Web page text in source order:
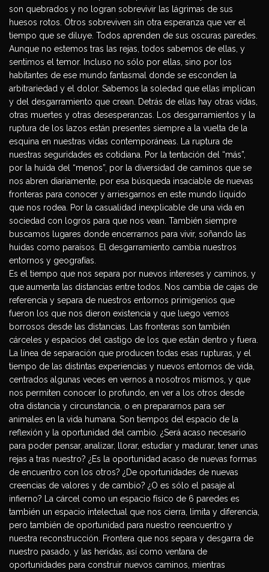
son quebrados y no logran sobrevivir las lágrimas de sus
huesos rotos. Otros sobreviven sin otra esperanza que ver el
tiempo que se diluye. Todos aprenden de sus oscuras paredes.
Aunque no estemos tras las rejas, todos sabemos de ellas, y
sentimos el temor. Incluso no sólo por ellas, sino por los
habitantes de ese mundo fantasmal donde se esconden la
arbitrariedad y el dolor. Sabemos la soledad que ellas implican
y del desgarramiento que crean. Detrás de ellas hay otras vidas,
otras muertes y otras desesperanzas. Los desgarramientos y la
ruptura de los lazos están presentes siempre a la vuelta de la
esquina en nuestras vidas contemporáneas. La ruptura de
nuestras seguridades es cotidiana. Por la tentación del “más”,
por la huida del “menos”, por la diversidad de caminos que se
nos abren diariamente, por esa búsqueda insaciable de nuevas
fronteras para conocer y arriesgarnos en este mundo líquido
que nos rodea. Por la casualidad inexplicable de una vida en
sociedad con logros para que nos vean. También siempre
buscamos lugares donde encerrarnos para vivir, soñando las
huidas como paraísos. El desgarramiento cambia nuestros
entornos y geografías.
Es el tiempo que nos separa por nuevos intereses y caminos, y
que aumenta las distancias entre todos. Nos cambia de cajas de
referencia y separa de nuestros entornos primigenios que
fueron los que nos dieron existencia y que luego vemos
borrosos desde las distancias. Las fronteras son también
cárceles y espacios del castigo de los que están dentro y fuera.
La línea de separación que producen todas esas rupturas, y el
tiempo de las distintas experiencias y nuevos entornos de vida,
centrados algunas veces en vernos a nosotros mismos, y que
nos permiten conocer lo profundo, en ver a los otros desde
otra distancia y circunstancia, o en prepararnos para ser
animales en la vida humana. Son tiempos del espacio de la
reflexión y la oportunidad del cambio. ¿Será acaso necesario
para poder pensar, analizar, llorar, estudiar y madurar, tener unas
rejas a tras nuestro? ¿Es la oportunidad acaso de nuevas formas
de encuentro con los otros? ¿De oportunidades de nuevas
creencias de valores y de cambio? ¿O es sólo el pasaje al
infierno? La cárcel como un espacio físico de 6 paredes es
también un espacio intelectual que nos cierra, limita y diferencia,
pero también de oportunidad para nuestro reencuentro y
nuestra reconstrucción. Frontera que nos separa y desgarra de
nuestro pasado, y las heridas, así como ventana de
oportunidades para construir nuevos caminos, mientras